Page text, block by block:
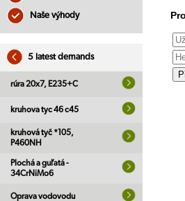
Naše výhody
5 latest demands
rúra 20x7, E235+C
kruhova tyc 46 c45
kruhová tyč *105,
P460NH
Plochá a guľatá -
34CrNiMo6
Oprava vodovodu